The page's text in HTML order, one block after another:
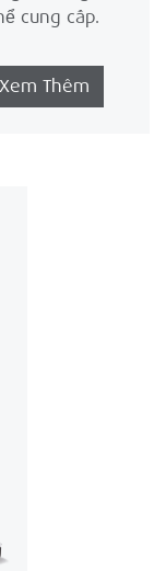
cung cấp.
Xem Thêm